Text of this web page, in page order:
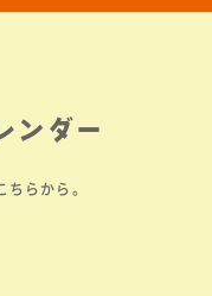
ンダー
らから。